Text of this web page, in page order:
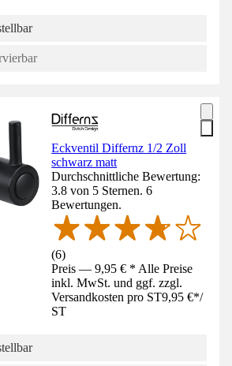
Eckventil Differnz 1/2 Zoll
schwarz matt
Durchschnittliche Bewertung:
3.8 von 5 Sternen. 6
Bewertungen.
(6)
Preis — 9,95 € * Alle Preise
inkl. MwSt. und ggf. zzgl.
Versandkosten pro ST9,95 €*/
ST